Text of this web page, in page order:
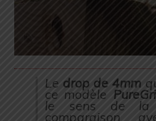
Le drop de 4mm
ce modèle
le sens de la
comparaison